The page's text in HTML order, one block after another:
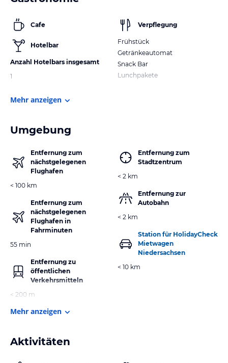
Cafe
Hotelbar
Anzahl Hotelbars insgesamt
1
Verpflegung
Frühstück
Getränkeautomat
Snack Bar
Lunchpakete
Mehr anzeigen
Umgebung
Entfernung zum
nächstgelegenen
Flughafen
< 100 km
Entfernung zum
nächstgelegenen
Flughafen in
Fahrminuten
55 min
Entfernung zu
öffentlichen
Verkehrsmitteln
< 200 m
Entfernung zum
Stadtzentrum
< 2 km
Entfernung zur
Autobahn
< 2 km
Station für HolidayCheck
Mietwagen
Niedersachsen
< 10 km
Mehr anzeigen
Aktivitäten